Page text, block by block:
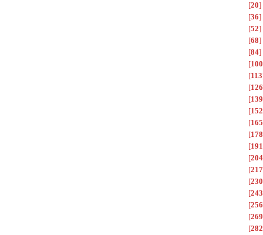
[20]
[36]
[52]
[68]
[84]
[100
[113
[126
[139
[152
[165
[178
[191
[204
[217
[230
[243
[256
[269
[282